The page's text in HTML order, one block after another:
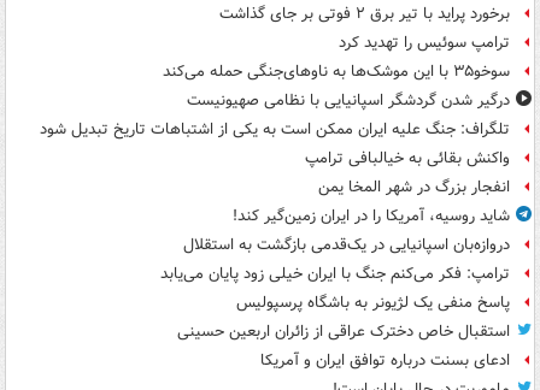
برخورد پراید با تیر برق ۲ فوتی بر جای گذاشت
ترامپ سوئیس را تهدید کرد
سوخو۳۵ با این موشک‌ها به ناوهای‌جنگی حمله می‌کند
درگیر شدن گردشگر اسپانیایی با نظامی صهیونیست
تلگراف: جنگ علیه ایران ممکن است به یکی از اشتباهات تاریخ تبدیل شود
واکنش بقائی به خیالبافی ترامپ
انفجار بزرگ در شهر المخا یمن
شاید روسیه، آمریکا را در ایران زمین‌گیر کند!
دروازه‌بان اسپانیایی در یک‌قدمی بازگشت به استقلال
ترامپ: فکر می‌کنم جنگ با ایران خیلی زود پایان می‌یابد
پاسخ منفی یک لژیونر به باشگاه پرسپولیس
استقبال خاص دخترک عراقی از زائران اربعین حسینی
ادعای بسنت درباره توافق ایران و آمریکا